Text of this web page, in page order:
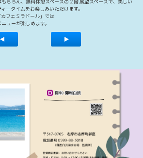
ータイムをお楽しみいただけます。
フェミラドール」では
ューが楽しめます。